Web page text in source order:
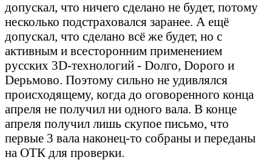
допускал, что ничего сделано не будет, потому
несколько подстраховался заранее. А ещё
допускал, что сделано всё же будет, но с
активным и всесторонним применением
русских 3D-технологий - Dолго, Dорого и
Dерьмово. Поэтому сильно не удивлялся
происходящему, когда до оговоренного конца
апреля не получил ни одного вала. В конце
апреля получил лишь скупое письмо, что
первые 3 вала наконец-то собраны и переданы
на ОТК для проверки.